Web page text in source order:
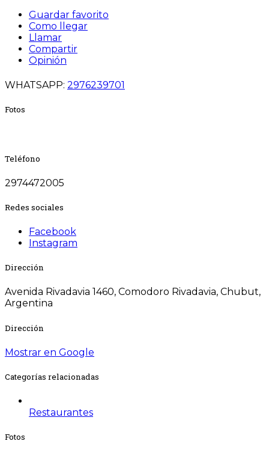
Guardar favorito
Como llegar
Llamar
Compartir
Opinión
WHATSAPP: 2976239701
Fotos
Teléfono
2974472005
Redes sociales
Facebook
Instagram
Dirección
Avenida Rivadavia 1460, Comodoro Rivadavia, Chubut,
Argentina
Dirección
Mostrar en Google
Categorías relacionadas
Restaurantes
Fotos